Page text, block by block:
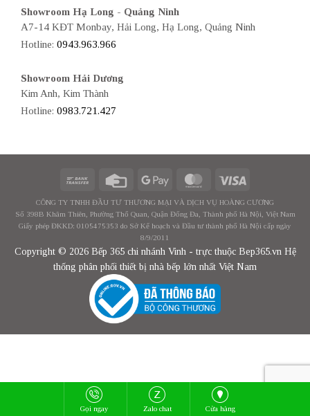
Showroom Hạ Long - Quảng Ninh
A7-14 KĐT Monbay, Hải Long, Hạ Long, Quảng Ninh
Hotline: 0943.963.966
Showroom Hải Dương
Kim Anh, Kim Thành
Hotline: 0983.721.427
CÔNG TY TNHH ĐẦU TƯ THƯƠNG MẠI VÀ DỊCH VỤ HOÀNG CƯƠNG
Số 398B Khâm Thiên, Phường Thổ Quan, Quận Đống Đa, Thành phố Hà Nội, Việt Nam
Giấy phép ĐKKD: 0105475353 do Sở Kế hoạch và Đầu tư thành phố Hà Nội cấp ngày
8/9/2011
Copyright © 2026 Bếp 365 chi nhánh Vinh - trực thuộc Bep365.vn Hệ
thống phân phối thiết bị nhà bếp lớn nhất Việt Nam
Gọi ngay Zalo chat Cửa hàng